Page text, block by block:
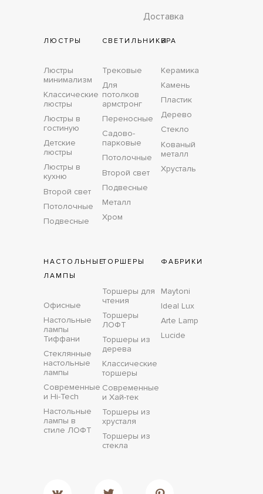
Доставка
ЛЮСТРЫ
Люстры
минимализм
Классические
люстры
Люстры в
гостиную
Детские
люстры
Люстры в
кухню
Второй свет
Потолочные
Подвесные
СВЕТИЛЬНИКИ
Трековые
Для
потолков
армстронг
Переносные
Садово-
парковые
Потолочные
Второй свет
Подвесные
Металл
Хром
БРА
Керамика
Камень
Пластик
Дерево
Стекло
Кованый
металл
Хрусталь
НАСТОЛЬНЫЕ
ЛАМПЫ
Офисные
Настольные
лампы
Тиффани
Стеклянные
настольные
лампы
Современные
и Hi-Tech
Настольные
лампы в
стиле ЛОФТ
ТОРШЕРЫ
Торшеры для
чтения
Торшеры
ЛОФТ
Торшеры из
дерева
Классические
торшеры
Современные
и Хай-тек
Торшеры из
хрусталя
Торшеры из
стекла
ФАБРИКИ
Maytoni
Ideal Lux
Arte Lamp
Lucide